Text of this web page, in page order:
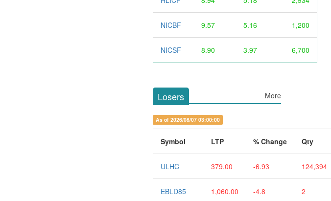
NICBF 9.57 5.16 1,200
NICSF 8.90 3.97 6,700
Losers More
As of 2026/08/07 03:00:00
Symbol LTP % Change Qty
ULHC 379.00 -6.93 124,394
EBLD85 1,060.00 -4.8 2